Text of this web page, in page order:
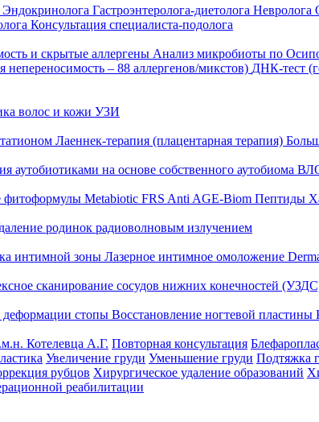
Эндокринолога Гастроэнтеролога-диетолога Невролога
Консультация специалиста-подолога
и скрытые аллергены Анализ микробиоты по
– 88 аллергенов/микстов) ДНК-тест
волос и кожи УЗИ
Лаеннек-терапия (плацентарная терапия)
аутобиотиками на основе собственного аутобиома
фитоформулы Metabiotic FRS Anti AGE-Biom Пептиды
родинок радиоволновым излучением
интимной зоны Лазерное интимное омоложение
сканирование сосудов нижних конечностей
деформации стопы Восстановление ногтевой пластины
Котелевца А.Г. Повторная консультация
Увеличение груди Уменьшение груди Подтяжка
рубцов Хирургическое удаление образований
реабилитации